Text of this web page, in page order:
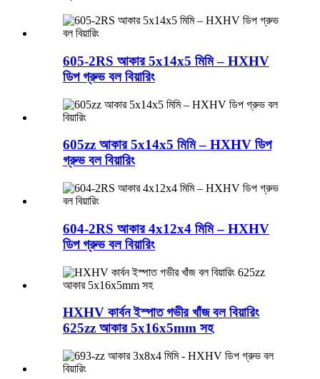
605-2RS আকার 5x14x5 মিমি – HXHV
ডিপ গ্রুভ বল বিয়ারিং
605zz আকার 5x14x5 মিমি – HXHV ডিপ
গ্রুভ বল বিয়ারিং
604-2RS আকার 4x12x4 মিমি – HXHV
ডিপ গ্রুভ বল বিয়ারিং
HXHV কার্বন ইস্পাত গভীর খাঁজ বল বিয়ারিং
625zz আকার 5x16x5mm সহ